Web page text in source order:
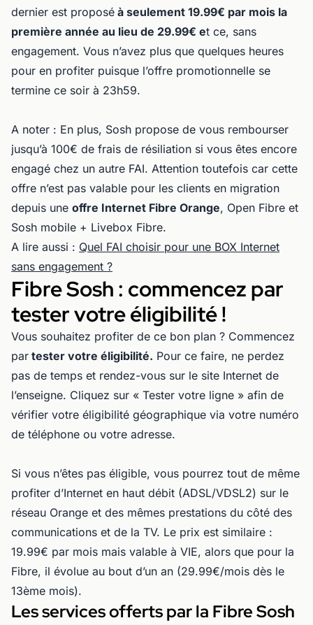
dernier est proposé à seulement 19.99€ par mois la
première année au lieu de 29.99€ et ce, sans
engagement. Vous n’avez plus que quelques heures
pour en profiter puisque l’offre promotionnelle se
termine ce soir à 23h59.
A noter : En plus, Sosh propose de vous rembourser
jusqu’à 100€ de frais de résiliation si vous êtes encore
engagé chez un autre FAI. Attention toutefois car cette
offre n’est pas valable pour les clients en migration
depuis une offre Internet Fibre Orange, Open Fibre et
Sosh mobile + Livebox Fibre.
A lire aussi : Quel FAI choisir pour une BOX Internet
sans engagement ?
Fibre Sosh : commencez par
tester votre éligibilité !
Vous souhaitez profiter de ce bon plan ? Commencez
par tester votre éligibilité. Pour ce faire, ne perdez
pas de temps et rendez-vous sur le site Internet de
l’enseigne. Cliquez sur « Tester votre ligne » afin de
vérifier votre éligibilité géographique via votre numéro
de téléphone ou votre adresse.
Si vous n’êtes pas éligible, vous pourrez tout de même
profiter d’Internet en haut débit (ADSL/VDSL2) sur le
réseau Orange et des mêmes prestations du côté des
communications et de la TV. Le prix est similaire :
19.99€ par mois mais valable à VIE, alors que pour la
Fibre, il évolue au bout d’un an (29.99€/mois dès le
13ème mois).
Les services offerts par la Fibre Sosh